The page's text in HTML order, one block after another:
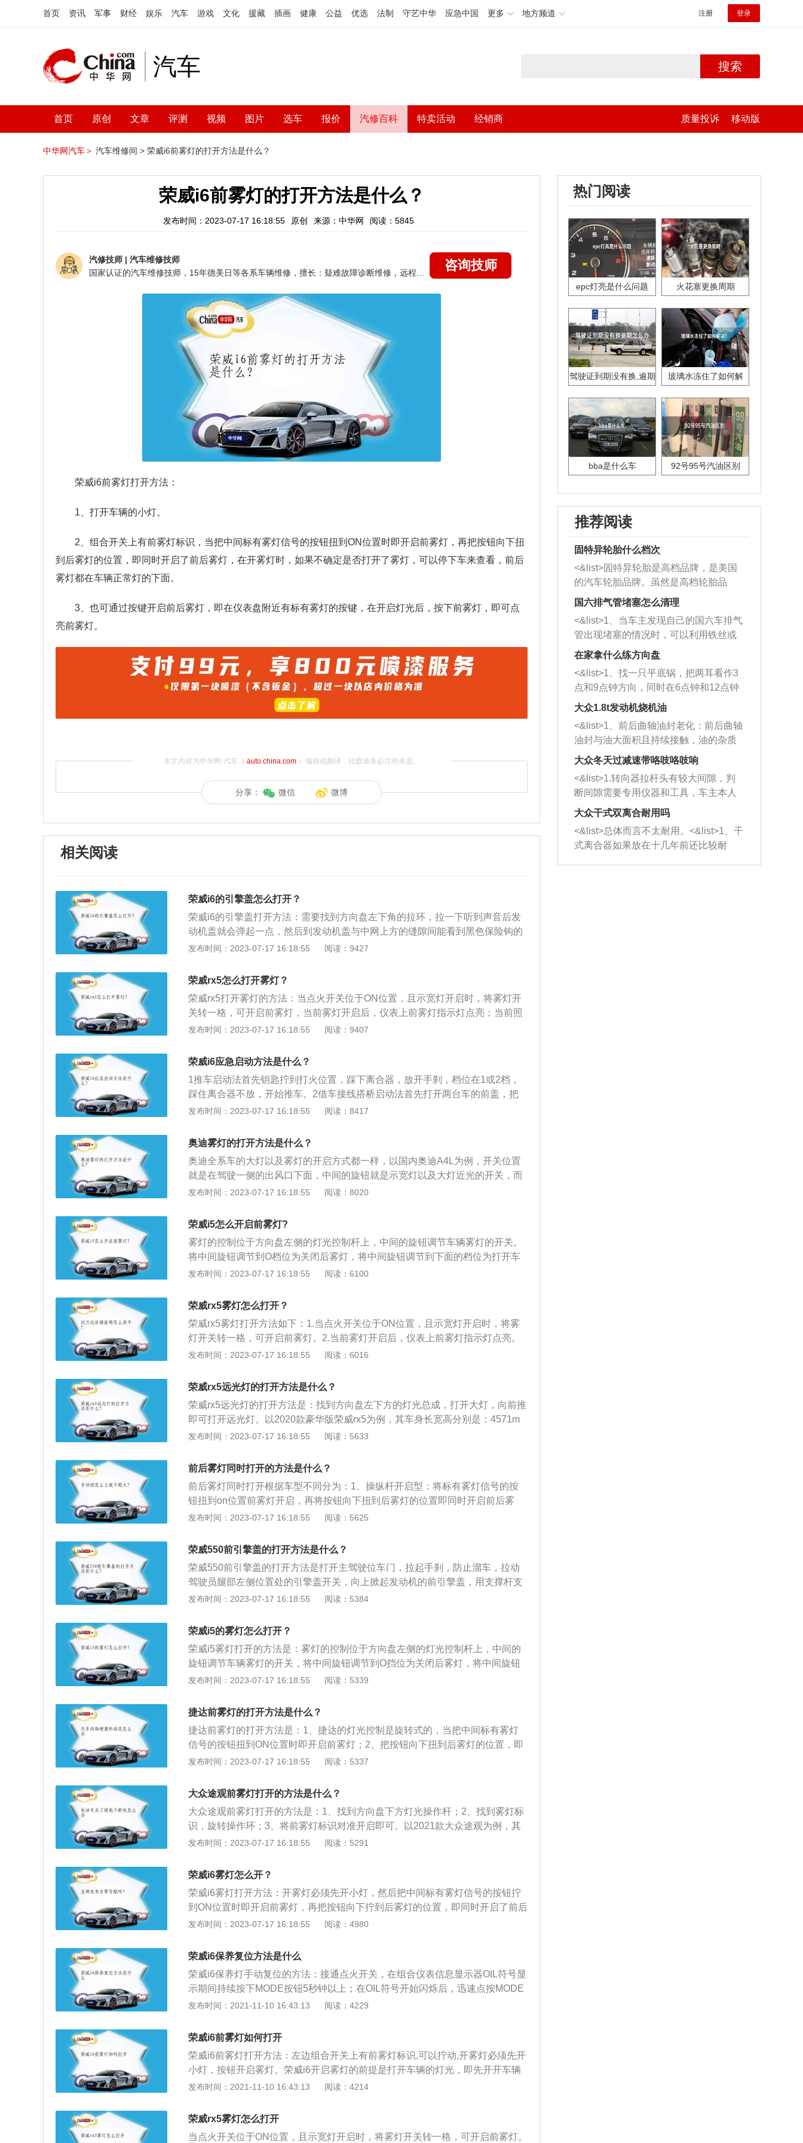
首页 资讯 军事 财经 娱乐 汽车 游戏 文化 援藏 插画 健康 公益 优选 法制 守艺中华 应急中国 更多 地方频道 注册 登录
汽车 搜索
首页 原创 文章 评测 视频 图片 选车 报价 汽修百科 特卖活动 经销商 质量投诉 移动版
中华网汽车＞ 汽车维修间 > 荣威i6前雾灯的打开方法是什么？
荣威i6前雾灯的打开方法是什么？
发布时间：2023-07-17 16:18:55 原创 来源：中华网 阅读：5845
汽修技师 | 汽车维修技师
咨询技师
荣威i6前雾灯打开方法：
1、打开车辆的小灯。
2、组合开关上有前雾灯标识，当把中间标有雾灯信号的按钮扭到ON位置时即开启前雾灯，再把按钮向下扭
到后雾灯的位置，即同时开启了前后雾灯，在开雾灯时，如果不确定是否打开了雾灯，可以停下车来查看，前后
雾灯都在车辆正常灯的下面。
3、也可通过按键开启前后雾灯，即在仪表盘附近有标有雾灯的按键，在开启灯光后，按下前雾灯，即可点
亮前雾灯。
本文内容为中华网·汽车（ auto.china.com）编辑或翻译，转载请务必注明来源。
分享： 微信 微博
相关阅读
荣威i6的引擎盖怎么打开？
荣威i6的引擎盖打开方法：需要找到方向盘左下角的拉环，拉一下听到声音后发
动机盖就会弹起一点，然后到发动机盖与中网上方的缝隙间能看到黑色保险钩的
开启钮，拇指按机盖，食指或中指捏住保险钩开启钮即可打开。引擎盖是采用橡
动机工作时产生的热量，有效保护引擎盖表面上的漆面，防止老化。荣威i6是上
汽集团推出的一款车型，其车身尺寸长宽高分别是4671mm、1835mm、1464m
m，轴距为2715mm。
发布时间：2023-07-17 16:18:55 阅读：9427
荣威rx5怎么打开雾灯？
荣威rx5打开雾灯的方法：当点火开关位于ON位置，且示宽灯开启时，将雾灯开
关转一格，可开启前雾灯，当前雾灯开启后，仪表上前雾灯指示灯点亮；当前照
灯或前雾灯开启时，将雾灯开关再转一格，即可开启后雾灯，松开雾灯开关回至
直喷涡轮增压发动机，其中2.0T发动机最大功率220马力，峰值扭矩350牛米；1.
5T发动机最大功率169马力，峰值扭矩250牛米。荣威rx5采用保时捷底盘调校、
与路虎同源的GKN智能适时四驱、全独立悬架系统、四路全高速CANBUS系统总
线等，全面提升驾乘品质。
发布时间：2023-07-17 16:18:55 阅读：9407
荣威i6应急启动方法是什么？
1推车启动法首先钥匙拧到打火位置，踩下离合器，放开手刹，档位在1或2档，
踩住离合器不放，开始推车。2借车接线搭桥启动法首先打开两台车的前盖，把
充电线的负极接到车的负极，另一端接到对方车的负极。3外力牵引启动要有一
启动时要缓慢启动。
发布时间：2023-07-17 16:18:55 阅读：8417
奥迪雾灯的打开方法是什么？
奥迪全系车的大灯以及雾灯的开启方式都一样，以国内奥迪A4L为例，开关位置
就是在驾驶一侧的出风口下面，中间的旋钮就是示宽灯以及大灯近光的开关，而
左侧的上下状的两个按键就是前后雾灯的开关，按下即可，右侧的是室内灯以及
下，让其他车辆看见本车，因此雾灯的光源需要有较强的穿透性。一般的车辆用
的都是卤素雾灯，比卤素雾灯更高级的是LED雾灯。雾灯的安装位置只能在保险
杠以下、车身最贴近地面的位置，以保证雾灯的作用，如果装的位置高了，灯光
根本无法穿透雨雾照亮地面情况(雾气在1米以下一般比较稀薄)，容易引起危险。
由于雾灯开关一般分三档，0档位为关闭，第一档控制前雾灯，第二档控制后雾
知道开关在哪个档位，这样才能方便了自己又不影响他人，确保行车安全。
发布时间：2023-07-17 16:18:55 阅读：8020
荣威i5怎么开启前雾灯?
雾灯的控制位于方向盘左侧的灯光控制杆上，中间的旋钮调节车辆雾灯的开关。
将中间旋钮调节到O档位为关闭后雾灯，将中间旋钮调节到下面的档位为打开车
辆雾灯。以下是相关信息：1、荣威i5的方向盘的左侧是切换歌曲、静音以及接电
动刮水、自动刮水间隔时间调节，智能刮水。2、在方向盘的左侧，位置0是前照
灯照明高度调节开关的初始位置，可以根据车辆载重情况，进行前照灯照明高度
调节。摇动旁边的旋钮，可以调节外后视镜镜面的角度。
发布时间：2023-07-17 16:18:55 阅读：6100
荣威rx5雾灯怎么打开？
荣威rx5雾灯打开方法如下：1.当点火开关位于ON位置，且示宽灯开启时，将雾
灯开关转一格，可开启前雾灯。2.当前雾灯开启后，仪表上前雾灯指示灯点亮。
3.当前照灯或前雾灯开启时，将雾灯开关再转一格，即可开启后雾灯，松开开关
制前雾灯，第二档控制后雾灯。开一档时前雾灯工作，开两档时前后雾灯一起工
作。所以开雾灯时，建议应知道开关在哪个档位，这样才能方便了自己又不影响
他人，确保行车安全。2.在开雾灯时，如果不确定是否打开了雾灯，可以停下车
来看一看，前后雾灯都在车辆正常灯的下面。3.从1999年1月1日起，国家公安部
要求机动车必须安装符合国家标准的雾灯，未按规定安装后雾灯的机动车不准进
发布时间：2023-07-17 16:18:55 阅读：6016
荣威rx5远光灯的打开方法是什么？
荣威rx5远光灯的打开方法是：找到方向盘左下方的灯光总成，打开大灯，向前推
即可打开远光灯。以2020款豪华版荣威rx5为例，其车身长宽高分别是：4571m
m、1855mm、1719mm，轴距为2708mm。2020款豪华版荣威rx5前悬架形式是
发动机，最大马力是173ps，最大功率是127kw，最大扭矩是275nm，与其匹配
的是6挡手动变速箱变速箱。
发布时间：2023-07-17 16:18:55 阅读：5633
前后雾灯同时打开的方法是什么？
前后雾灯同时打开根据车型不同分为：1、操纵杆开启型：将标有雾灯信号的按
钮扭到on位置前雾灯开启，再将按钮向下扭到后雾灯的位置即同时开启前后雾
灯；2、按钮开启型：在仪表盘或中控台附近有标有雾灯的按键，分别按下前后
方道路情况不明时照明的灯具，能够提醒对面驾驶员；2、后雾灯是在能见度较
低的环境中，让车辆后方车辆发现目标。
发布时间：2023-07-17 16:18:55 阅读：5625
荣威550前引擎盖的打开方法是什么？
荣威550前引擎盖的打开方法是打开主驾驶位车门，拉起手刹，防止溜车，拉动
驾驶员腿部左侧位置处的引擎盖开关，向上掀起发动机的前引擎盖，用支撑杆支
撑起的前引擎盖，确保支撑牢固，避免发生危险。车身尺寸：以2014款荣威550
箱容积为62l，行李箱容积为452l。汽车配置：2014款荣威550前悬架为麦弗逊式
独立悬架，后悬架为多连杆式独立悬架，其搭载了1.8l自然吸气发动机，最大马
力是133ps，最大功率是98kw，最大扭矩是170nm，与其匹配的是5挡手动变速
箱。
发布时间：2023-07-17 16:18:55 阅读：5384
荣威i5的雾灯怎么打开？
荣威i5雾灯打开的方法是：雾灯的控制位于方向盘左侧的灯光控制杆上，中间的
旋钮调节车辆雾灯的开关，将中间旋钮调节到O挡位为关闭后雾灯，将中间旋钮
调节到下面的挡位为打开车辆雾灯。荣威i5的方向盘的左侧是切换歌曲、静音以
水等。荣威i5的长宽高分别为4601mm、1818mm、1489mm，轴距为2680mm。
该车搭载的发动机最大马力为169Ps，最大功率为124kW，最大扭矩为250Nm。
发布时间：2023-07-17 16:18:55 阅读：5339
捷达前雾灯的打开方法是什么？
捷达前雾灯的打开方法是：1、捷达的灯光控制是旋转式的，当把中间标有雾灯
信号的按钮扭到ON位置时即开启前雾灯；2、把按钮向下扭到后雾灯的位置，即
同时开启了前后雾灯。前雾灯装于汽车前部比前照灯稍低的位置，用于雨雾天气
离，特别是黄色防雾灯的光穿透力强，其可提高驾驶员与周围交通参与者的能见
度，使来车和行人在较远处发现对方。
发布时间：2023-07-17 16:18:55 阅读：5337
大众途观前雾灯打开的方法是什么？
大众途观前雾灯打开的方法是：1、找到方向盘下方灯光操作杆；2、找到雾灯标
识，旋转操作环；3、将前雾灯标识对准开启即可。以2021款大众途观为例，其
属于中型suv，长4712mm、宽1839mm、高1673mm，轴距为1791mm，油箱容
马力是150ps，最大功率是110kw，最大扭矩是250nm，与其匹配的是7挡双离合
发布时间：2023-07-17 16:18:55 阅读：5291
荣威i6雾灯怎么开？
荣威i6雾灯打开方法：开雾灯必须先开小灯，然后把中间标有雾灯信号的按钮拧
到ON位置时即开启前雾灯，再把按钮向下拧到后雾灯的位置，即同时开启了前后
雾灯。荣威i6是荣威旗下首款互联网轿车，该车的长宽高分别为4671毫米、1835
念，采用了宽扁的风格，整车的设计由流畅的型面和锋利的线条构成，整车呈现
出非常运动的特质。同时这款概念车的尾部可以看出有鸭尾式设计并采用燕尾式
的内切样式，所有的线条在尾灯融合，识别度很高。
发布时间：2023-07-17 16:18:55 阅读：4980
荣威i6保养复位方法是什么
荣威i6保养灯手动复位的方法：接通点火开关，在组合仪表信息显示器OIL符号显
示期间持续按下MODE按钮5秒钟以上；在OIL符号开始闪烁后，迅速点按MODE
按钮5次以上；OIL符号将闪烁3次后熄灭，保养提醒报警灯熄灭，归零复位操作
距离计数器复位按钮并按住。2、将点火开关置于ON位置，放开短程距离计数器
复位按钮，显示屏出现SERVICE标志。3、拉出时钟上的分钟按钮，向右转动分
钟按钮，显示屏上出现里程显示。4、将发动机熄火，提醒信息复位。5、将点火
开关置于ON位置，SERVICE标志消失。保养灯的作用就是记录一些重要配件的
使用里程数，犹如短跑比赛中的计时器一样，起到提醒车主以及汽车维修工作人
归零。如果车主更换了相关配件，但是没有归零，不会影响到车辆的性能，但是
会给下次更换汽车配件带来麻烦：不能准确知道新配件使用的时间。
发布时间：2021-11-10 16:43:13 阅读：4229
荣威i6前雾灯如何打开
荣威i6前雾灯打开方法：左边组合开关上有前雾灯标识,可以拧动,开雾灯必须先开
小灯，按钮开启雾灯。荣威i6开启雾灯的前提是打开车辆的灯光，即先开开车辆
的小灯。按钮开启雾灯。有的车辆是通过按键开启前后雾灯的，即在仪表盘附近
雾灯，即可点亮车后面的雾灯。旋转开启雾灯。有的车辆在灯光操纵杆上安装了
雾灯开启，是通过旋转来开启的。当把中间标有雾灯信号的按钮扭到ON位置时即
发布时间：2021-11-10 16:43:13 阅读：4214
荣威rx5雾灯怎么打开
当点火开关位于ON位置，且示宽灯开启时，将雾灯开关转一格，可开启前雾灯。
热门阅读
epc灯亮是什么问题 火花塞更换周期
驾驶证到期没有换,逾期
玻璃水冻住了如何解
bba是什么车 92号95号汽油区别
推荐阅读
固特异轮胎什么档次
<&list>固特异轮胎是高档品牌，是美国
的汽车轮胎品牌。虽然是高档轮胎品
牌，但是中高低端的轮胎都有生产，这
也是为了更好的开拓市场。
国六排气管堵塞怎么清理
<&list>1、当车主发现自己的国六车排气
管出现堵塞的情况时，可以利用铁丝或
者是细棍，直接将杂物给取出来，如果
堵塞情况比较严重，也可以采取应急措
施。 <&list>2、直接利用木棍将所有的
杂物推到排气管里面的位置处，然后将
三元催化器拆解开，就可以将堵塞的东
西取出来。但如果是因为积碳过多引起
的堵塞，就需要将三元催化器泡在草酸
洗剂对堵塞的情况得到解决，将清洗剂
放在燃油箱中，与燃油混合后，车辆启
动时，就可以和汽油一起进入到燃烧
室，最后形成废气排出，就可以让三元
催化器得到清洗，排气管堵塞的情况就
能够得到解决。
在家拿什么练方向盘
<&list>1、找一只平底锅，把两耳看作3
点和9点钟方向，同时在6点钟和12点钟
方向做一个标记。 <&list>2、双手握住
一圈半的练习，往右同样也要打相同的
圈数。 <&list>3、最后强调要反复练
习，这样就可以形成肌肉记忆，在真实
驾驶车辆时，不需要记忆也能打好方
向。
大众1.8t发动机烧机油
<&list>1、前后曲轴油封老化：前后曲轴
油封与油大面积且持续接触，油的杂质
和发动机内持续温度变化使其密封效果
逐渐减弱，导致渗油或漏油。<&list>2、
活塞间隙过大：积碳会使活塞环与缸体
的间隙扩大，导致机油流入燃烧室中，
造成烧机油。<&list>3、机油粘度。使用
机油粘度过小的话，同样会有烧机油现
象，机油粘度过小具有很好的流动性，
大众冬天过减速带咯吱咯吱响
<&list>1.转向器拉杆头有较大间隙，判
断间隙需要专用仪器和工具，车主本人
无法制作，需要将车辆送到修理厂或4s
店；<&list>2.车辆半轴套管防尘罩破
裂，破裂后会出现漏油现象，使半轴磨
损严重，磨损的半轴容易损坏，产生异
响；<&list>3.稳定器的转向胶套和球头
大众干式双离合耐用吗
<&list>总体而言不太耐用。<&list>1、干
式离合器如果放在十几年前还比较耐